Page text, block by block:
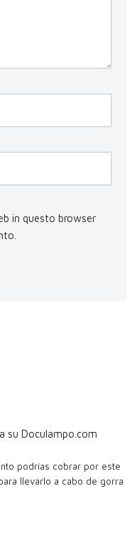
in questo browser
su Doculampo.com
podrías cobrar por este
llevarlo a cabo de gorra